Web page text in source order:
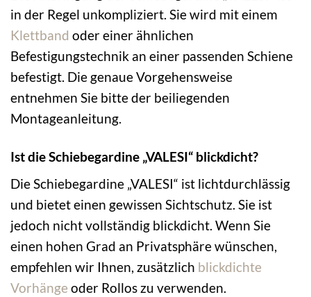
in der Regel unkompliziert. Sie wird mit einem
Klettband oder einer ähnlichen
Befestigungstechnik an einer passenden Schiene
befestigt. Die genaue Vorgehensweise
entnehmen Sie bitte der beiliegenden
Montageanleitung.
Ist die Schiebegardine „VALESI“ blickdicht?
Die Schiebegardine „VALESI“ ist lichtdurchlässig
und bietet einen gewissen Sichtschutz. Sie ist
jedoch nicht vollständig blickdicht. Wenn Sie
einen hohen Grad an Privatsphäre wünschen,
empfehlen wir Ihnen, zusätzlich blickdichte
Vorhänge oder Rollos zu verwenden.